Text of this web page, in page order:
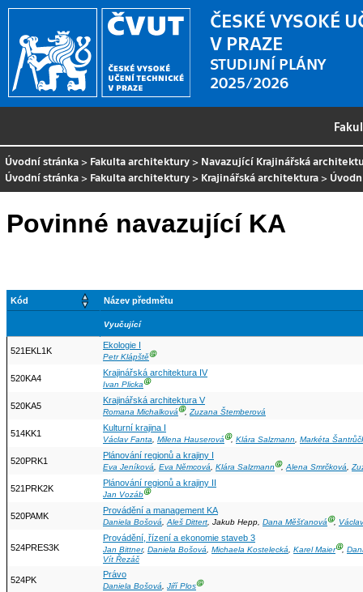
ČESKÉ VYSOKÉ
V PRAZE
STUDIJNÍ PLÁNY
2025/2026
Úvodní stránka > Fakulta architektury > Navazující Krajinářská
Úvodní stránka > Fakulta architektury > Krajinářská architektura >
Povinné navazující KA
Kód Název předmětu
Vyučující
521EKL1K
Ekologie I
Petr KlápštěⒼ
520KA4
Krajinářská architektura IV
Ivan PlickaⒼ
520KA5
Krajinářská architektura V
Romana MichalkováⒼ,Zuzana Štemberová
514KK1
Kulturní krajina I
Václav Fanta, Milena HauserováⒼ, Klára Salzmann, Markéta
520PRK1
Plánování regionů a krajiny I
Eva Jeníková, Eva Němcová, Klára SalzmannⒼ,Alena Smrčková,
521PRK2K
Plánování regionů a krajiny II
Jan VozábⒼ
520PAMK
Provádění a management KA
Daniela Bošová,Aleš Dittert, Jakub Hepp, Dana MěšťanováⒼ,
524PRES3K
Provádění, řízení a ekonomie staveb 3
Jan Bittner, Daniela Bošová, Michaela Kostelecká, Karel MaierⒼ,
Vít Řezáč
524PK
Právo
Daniela Bošová, Jiří PlosⒼ